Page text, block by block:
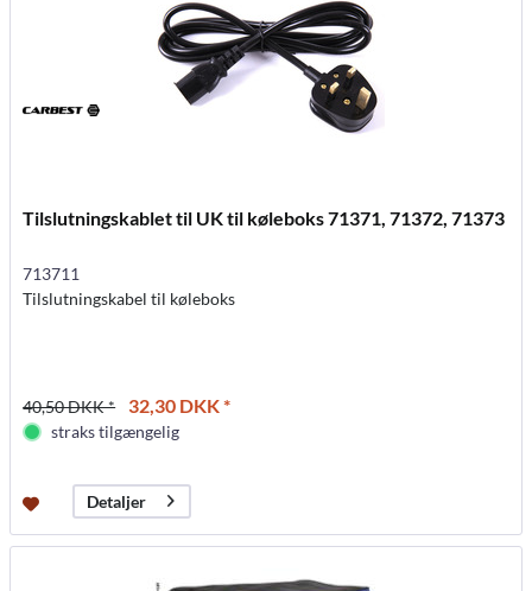
Tilslutningskablet til UK til køleboks 71371, 71372, 71373
713711
Tilslutningskabel til køleboks
40,50 DKK * 32,30 DKK *
straks tilgængelig
Detaljer